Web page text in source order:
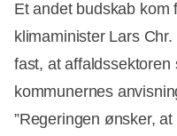
Et andet budskab kom
klimaminister Lars
fast, at
kommunernes
”Regeringen ønsker,